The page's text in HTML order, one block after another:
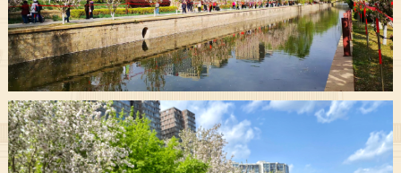
便民服务 利企服务 投资项目
中介服务 阳光政务
政民互动
12345网上接诉即办 我要咨询 我要建议